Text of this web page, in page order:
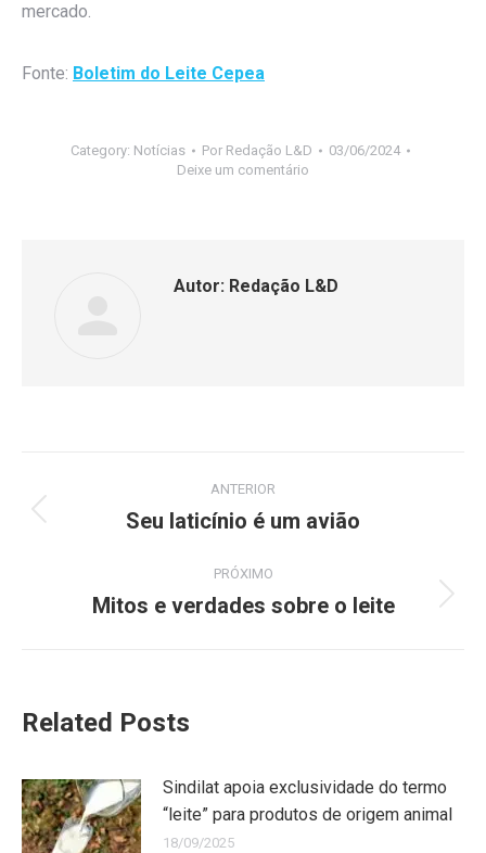
mercado.
Fonte: Boletim do Leite Cepea
Category: Notícias Por Redação L&D
03/06/2024
Deixe um comentário
Autor: Redação L&D
ANTERIOR
Seu laticínio é um avião
PRÓXIMO
Mitos e verdades sobre o leite
Related Posts
Sindilat apoia exclusividade do termo
“leite” para produtos de origem animal
18/09/2025